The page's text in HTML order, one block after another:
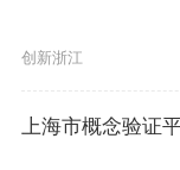
创新浙江
上海市概念验证